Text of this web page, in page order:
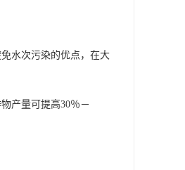
水次污染的优点，在大
产量可提高30％－